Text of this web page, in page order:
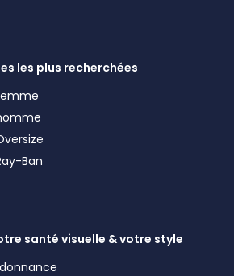
les plus recherchées
Ban
santé visuelle & votre style